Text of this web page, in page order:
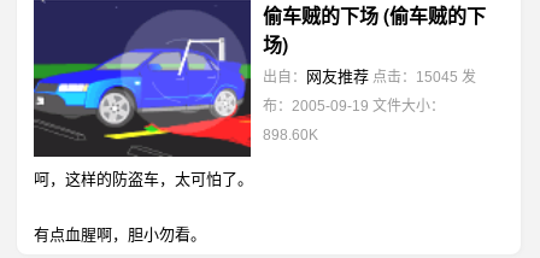
偷车贼的下场 (偷车贼的下
场)
出自： 网友推荐 点击：15045 发
布：2005-09-19 文件大小：
898.60K
呵，这样的防盗车，太可怕了。
有点血腥啊，胆小勿看。